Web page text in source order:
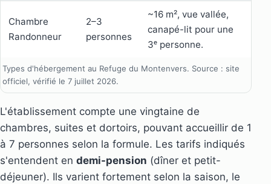
Types d'hébergement au Refuge du Montenvers. Source : site
officiel, vérifié le 7 juillet 2026.
Chambre
Randonneur
2–3
personnes
~16 m², vue vallée,
canapé-lit pour une
3ᵉ personne.
L'établissement compte une vingtaine de
chambres, suites et dortoirs, pouvant accueillir de 1
à 7 personnes selon la formule. Les tarifs indiqués
s'entendent en demi-pension (dîner et petit-
déjeuner). Ils varient fortement selon la saison, le